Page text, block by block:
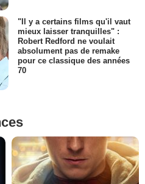
"Il y a certains films qu'il vaut
mieux laisser tranquilles" :
Robert Redford ne voulait
absolument pas de remake
pour ce classique des années
70